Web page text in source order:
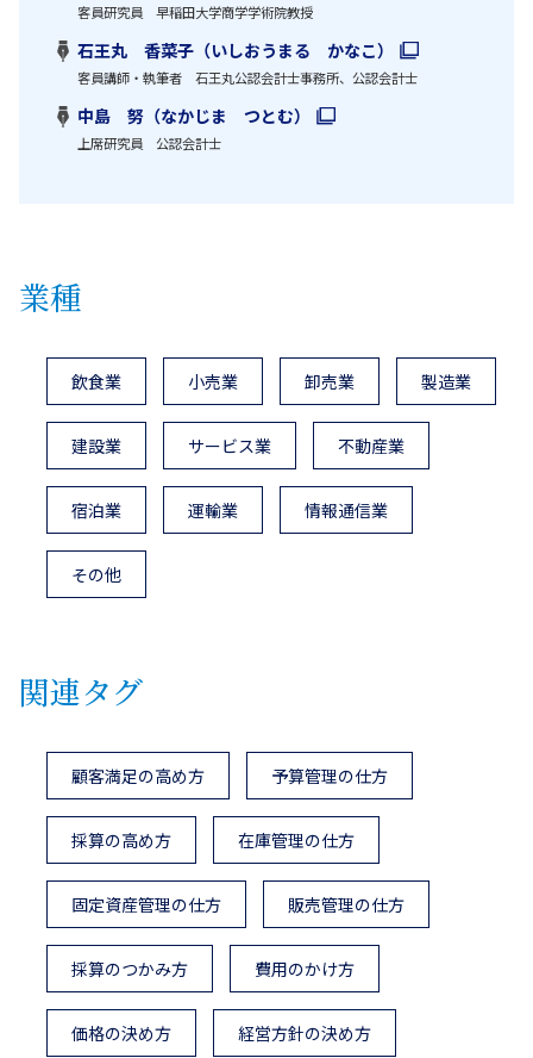
客員研究員 早稲田大学商学学術院教授
石王丸 香菜子（いしおうまる かなこ）
客員講師・執筆者 石王丸公認会計士事務所、公認会計士
中島 努（なかじま つとむ）
上席研究員 公認会計士
業種
飲食業 小売業 卸売業 製造業
建設業 サービス業 不動産業
宿泊業 運輸業 情報通信業
その他
関連タグ
顧客満足の高め方 予算管理の仕方
採算の高め方 在庫管理の仕方
固定資産管理の仕方 販売管理の仕方
採算のつかみ方 費用のかけ方
価格の決め方 経営方針の決め方